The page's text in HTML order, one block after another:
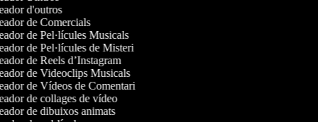
d'outros
de Comercials
de Pel·lícules Musicals
de Pel·lícules de Misteri
de Reels d’Instagram
de Videoclips Musicals
de Vídeos de Comentari
de collages de vídeo
de dibuixos animats